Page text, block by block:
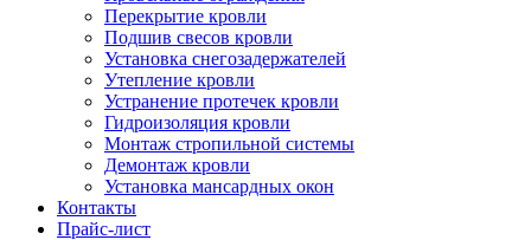
Перекрытие кровли
Подшив свесов кровли
Установка снегозадержателей
Утепление кровли
Устранение протечек кровли
Гидроизоляция кровли
Монтаж стропильной системы
Демонтаж кровли
Установка мансардных окон
Контакты
Прайс-лист